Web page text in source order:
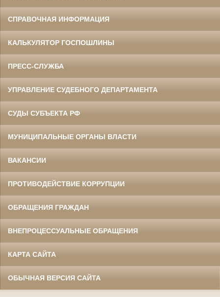
СПРАВОЧНАЯ ИНФОРМАЦИЯ
КАЛЬКУЛЯТОР ГОСПОШЛИНЫ
ПРЕСС-СЛУЖБА
УПРАВЛЕНИЕ СУДЕБНОГО ДЕПАРТАМЕНТА
СУДЫ СУБЪЕКТА РФ
МУНИЦИПАЛЬНЫЕ ОРГАНЫ ВЛАСТИ
ВАКАНСИИ
ПРОТИВОДЕЙСТВИЕ КОРРУПЦИИ
ОБРАЩЕНИЯ ГРАЖДАН
ВНЕПРОЦЕССУАЛЬНЫЕ ОБРАЩЕНИЯ
КАРТА САЙТА
ОБЫЧНАЯ ВЕРСИЯ САЙТА